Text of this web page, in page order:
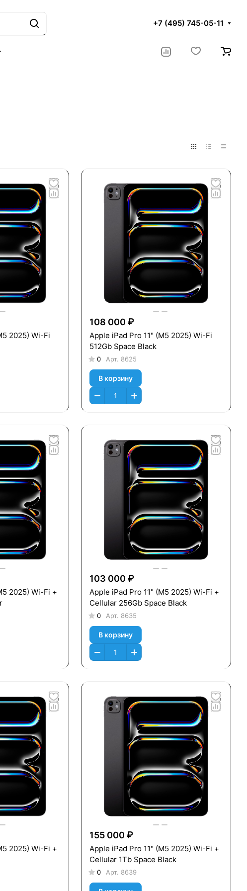
+7 (495) 745-05-11
2025) Wi-Fi
108 000 ₽
Apple iPad Pro 11" (M5 2025) Wi-Fi
512Gb Space Black
0 Арт. 8625
В корзину
2025) Wi-Fi +
103 000 ₽
Apple iPad Pro 11" (M5 2025) Wi-Fi +
Cellular 256Gb Space Black
0 Арт. 8635
В корзину
2025) Wi-Fi +
155 000 ₽
Apple iPad Pro 11" (M5 2025) Wi-Fi +
Cellular 1Tb Space Black
0 Арт. 8639